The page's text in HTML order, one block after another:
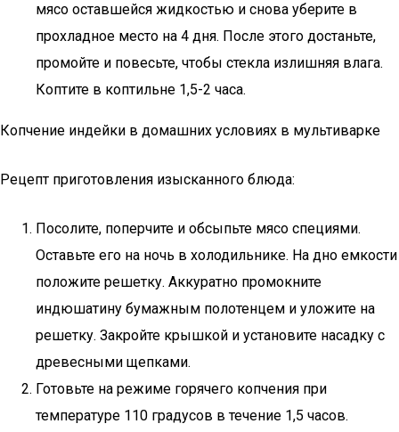
мясо оставшейся жидкостью и снова уберите в
прохладное место на 4 дня. После этого достаньте,
промойте и повесьте, чтобы стекла излишняя влага.
Коптите в коптильне 1,5-2 часа.
Копчение индейки в домашних условиях в мультиварке
Рецепт приготовления изысканного блюда:
Посолите, поперчите и обсыпьте мясо специями.
Оставьте его на ночь в холодильнике. На дно емкости
положите решетку. Аккуратно промокните
индюшатину бумажным полотенцем и уложите на
решетку. Закройте крышкой и установите насадку с
древесными щепками.
Готовьте на режиме горячего копчения при
температуре 110 градусов в течение 1,5 часов.